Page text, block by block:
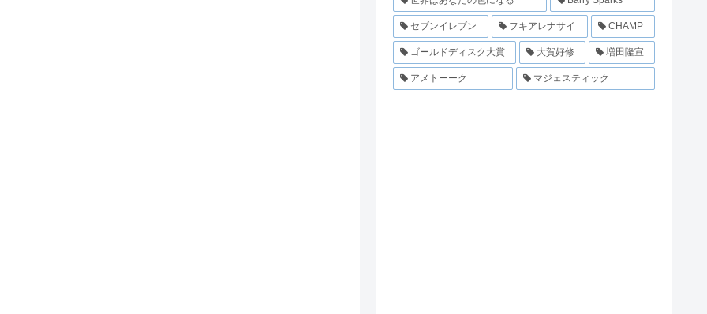
セブンイレブン フキアレナサイ CHAMP
ゴールドディスク大賞 大賀好修 増田隆宣
アメトーーク マジェスティック